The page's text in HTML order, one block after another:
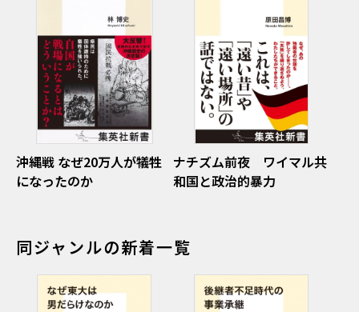
沖縄戦 なぜ20万人が犠牲
になったのか
ナチズム前夜 ワイマル共
和国と政治的暴力
同ジャンルの新着一覧